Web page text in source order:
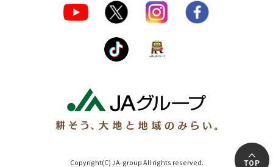
Copyright(C) JA-group All rights reserved. TOP